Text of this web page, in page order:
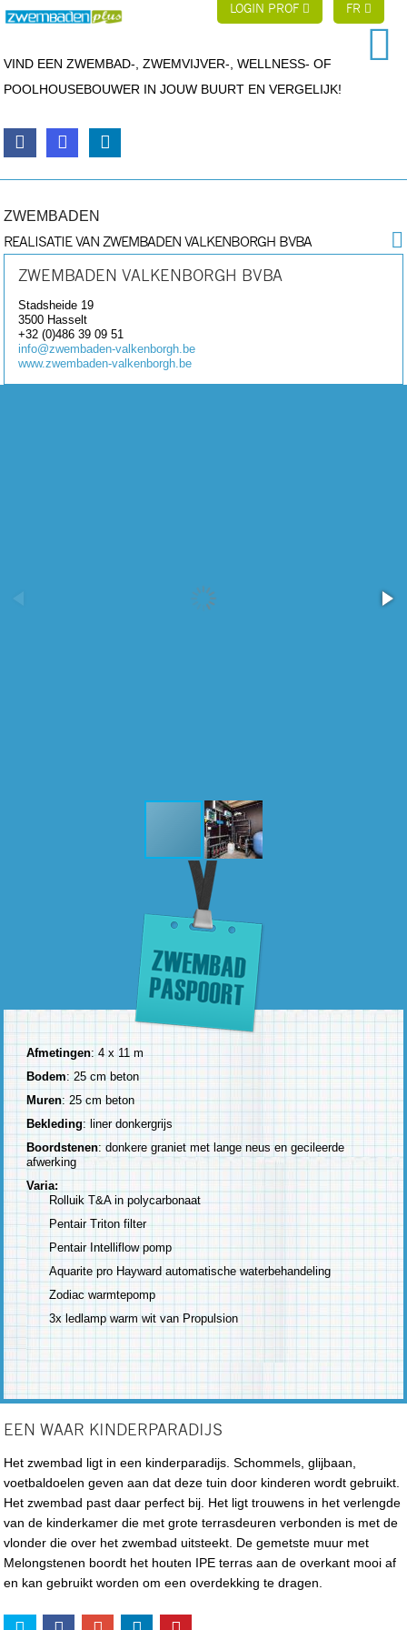
LOGIN PROF FR
VIND EEN ZWEMBAD-, ZWEMVIJVER-, WELLNESS- OF
POOLHOUSEBOUWER IN JOUW BUURT EN VERGELIJK!
ZWEMBADEN
REALISATIE VAN ZWEMBADEN VALKENBORGH BVBA
ZWEMBADEN VALKENBORGH BVBA
Stadsheide 19
3500 Hasselt
+32 (0)486 39 09 51
info@zwembaden-valkenborgh.be
www.zwembaden-valkenborgh.be
Afmetingen: 4 x 11 m
Bodem: 25 cm beton
Muren: 25 cm beton
Bekleding: liner donkergrijs
Boordstenen: donkere graniet met lange neus en gecileerde
afwerking
Varia:
Rolluik T&A in polycarbonaat
Pentair Triton filter
Pentair Intelliflow pomp
Aquarite pro Hayward automatische waterbehandeling
Zodiac warmtepomp
3x ledlamp warm wit van Propulsion
EEN WAAR KINDERPARADIJS
Het zwembad ligt in een kinderparadijs. Schommels, glijbaan,
voetbaldoelen geven aan dat deze tuin door kinderen wordt gebruikt.
Het zwembad past daar perfect bij. Het ligt trouwens in het verlengde
van de kinderkamer die met grote terrasdeuren verbonden is met de
vlonder die over het zwembad uitsteekt. De gemetste muur met
Melongstenen boordt het houten IPE terras aan de overkant mooi af
en kan gebruikt worden om een overdekking te dragen.